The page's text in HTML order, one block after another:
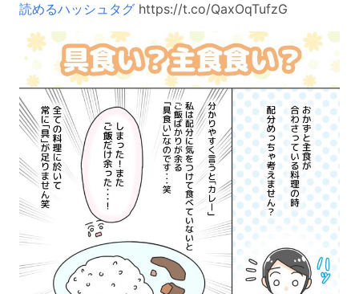
読めるハッシュタグ https://t.co/QaxOqTufzG